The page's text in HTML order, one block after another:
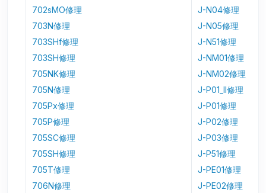
702sMO修理
703N修理
703SHf修理
703SH修理
705NK修理
705N修理
705Px修理
705P修理
705SC修理
705SH修理
705T修理
706N修理
J-N04修理
J-N05修理
J-N51修理
J-NM01修理
J-NM02修理
J-P01_II修理
J-P01修理
J-P02修理
J-P03修理
J-P51修理
J-PE01修理
J-PE02修理